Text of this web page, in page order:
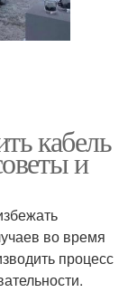
кабель
и
во время
процесс